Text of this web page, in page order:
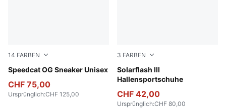
14 FARBEN
Speedcat OG Sneaker Unisex
Pelé Yellow-PUMA Black
CHF 75,00
Ursprünglich:CHF 125,00
3 FARBEN
Solarflash III
Hallensportschuhe
PUMA Black-Cool Light
CHF 42,00
Ursprünglich:CHF 80,00